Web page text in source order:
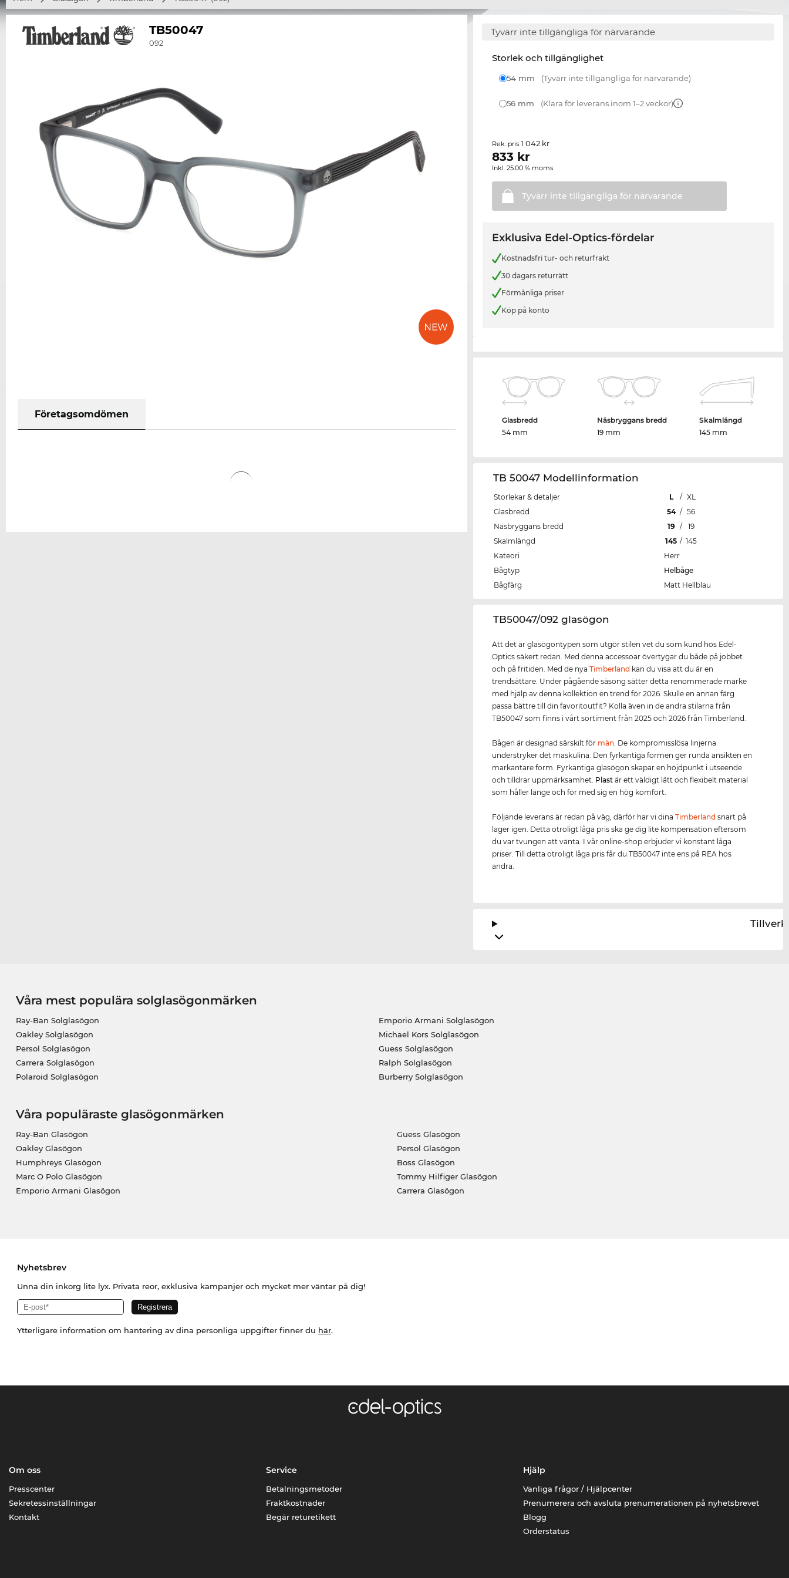
TB50047
092
Företagsomdömen
Tyvärr inte tillgängliga för närvarande
Storlek och tillgänglighet
54 mm (Tyvärr inte tillgängliga för närvarande)
56 mm (Klara för leverans inom 1–2 veckor)
Rek. pris1 042 kr
833 kr
Inkl. 25.00 % moms
Tyvärr inte tillgängliga för närvarande
Exklusiva Edel-Optics-fördelar
Kostnadsfri tur- och returfrakt
30 dagars returrätt
Förmånliga priser
Köp på konto
Glasbredd
54 mm
Näsbryggans bredd
19 mm
Skalmlängd
145 mm
TB 50047 Modellinformation
Storlekar & detaljer L / XL
Glasbredd
54 / 56
Näsbryggans bredd
19 /
19
Skalmlängd
145 / 145
Kateori
Herr
Bågtyp
Helbåge
Bågfärg
Matt Hellblau
‌TB50047/092 glasögon
Att det är glasögontypen som utgör stilen vet du som kund hos Edel-
Optics säkert redan. Med denna accessoar övertygar du både på jobbet
och på fritiden. Med de nyaTimberland kan du visa att du är en
trendsättare. Under pågående säsong sätter detta renommerade märke
med hjälp av denna kollektion en trend för 2026. Skulle en annan färg
passa bättre till din favoritoutfit? Kolla även in de andra stilarna från
TB50047 som finns i vårt sortiment från 2025 och 2026 från Timberland.
Bågen är designad särskilt för män. De kompromisslösa linjerna
understryker det maskulina. Den fyrkantiga formen ger runda ansikten en
markantare form. Fyrkantiga glasögon skapar en höjdpunkt i utseende
och tilldrar uppmärksamhet. Plast är ett väldigt lätt och flexibelt material
som håller länge och för med sig en hög komfort.
Följande leverans är redan på väg, därför har vi dinaTimberland snart på
lager igen. Detta otroligt låga pris ska ge dig lite kompensation eftersom
du var tvungen att vänta. I vår online-shop erbjuder vi konstant låga
priser. Till detta otroligt låga pris får du TB50047 inte ens på REA hos
andra.
Våra mest populära solglasögonmärken
Ray-Ban Solglasögon
Oakley Solglasögon
Persol Solglasögon
Carrera Solglasögon
Polaroid Solglasögon
Emporio Armani Solglasögon
Michael Kors Solglasögon
Guess Solglasögon
Ralph Solglasögon
Burberry Solglasögon
Våra populäraste glasögonmärken
Ray-Ban Glasögon
Oakley Glasögon
Humphreys Glasögon
Marc O Polo Glasögon
Emporio Armani Glasögon
Guess Glasögon
Persol Glasögon
Boss Glasögon
Tommy Hilfiger Glasögon
Carrera Glasögon
Nyhetsbrev
Unna din inkorg lite lyx. Privata reor, exklusiva kampanjer och mycket mer väntar på dig!
Ytterligare information om hantering av dina personliga uppgifter finner du här.
Om oss
Presscenter
Sekretessinställningar
Kontakt
Service
Betalningsmetoder
Fraktkostnader
Begär returetikett
Hjälp
Vanliga frågor / Hjälpcenter
Prenumerera och avsluta prenumerationen på nyhetsbrevet
Blogg
Orderstatus